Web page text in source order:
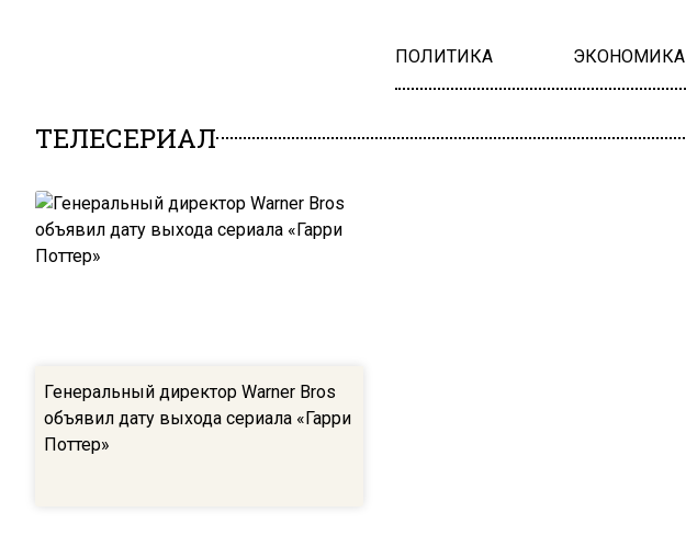
ПОЛИТИКА ЭКОНОМИКА
ТЕЛЕСЕРИАЛ
Генеральный директор Warner Bros
объявил дату выхода сериала «Гарри
Поттер»